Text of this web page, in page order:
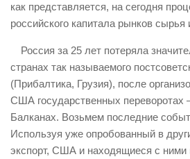
как представляется, на сегодня
российского капитала рынков
Россия за 25 лет потеряла
странах так называемого
(Прибалтика, Грузия), после
США государственных
Балканах. Возьмем последние
Используя уже опробованный в
экспорт, США и находящиеся с ними